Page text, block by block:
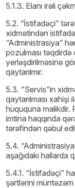
5.1.3. Elanı irəli
5.2. “İstifadəçi”
xidmətindən
“Administrasiya”
pozulması təqdirdə
yerləşdirilməsinə
qaytarılmır.
5.3. “Servis”in
qaytarılması
hüququna malikdir.
imtina haqqında
tərəfindən qəbul
5.4.
aşağıdakı hallarda
5.4.1. “İstifadəçi”
şərtlərini